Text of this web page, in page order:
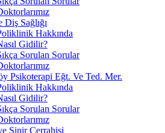
Diş Sağlığı
Hakkında
Gidilir?
Sorulan Sorular
Psikoterapi Eğt. Ve Ted. Mer.
Hakkında
Gidilir?
Sorulan Sorular
Sinir Cerrahisi